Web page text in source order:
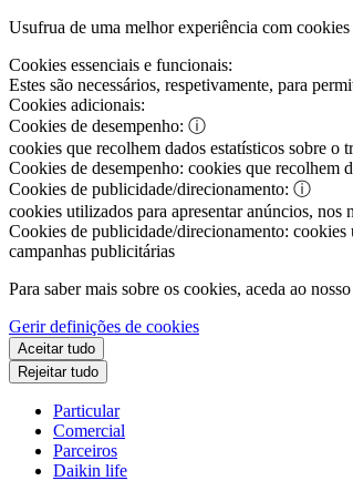
Usufrua de uma melhor experiência com cookies
Cookies essenciais e funcionais:
Estes são necessários, respetivamente, para
Cookies adicionais:
Cookies de desempenho: ⓘ
cookies que recolhem dados estatísticos sobre o
Cookies de desempenho: cookies que recolhem
Cookies de publicidade/direcionamento: ⓘ
cookies utilizados para apresentar anúncios, nos
Cookies de publicidade/direcionamento: cookies
campanhas publicitárias
Para saber mais sobre os cookies, aceda ao nosso
Gerir definições de cookies
Aceitar tudo
Rejeitar tudo
Particular
Comercial
Parceiros
Daikin life